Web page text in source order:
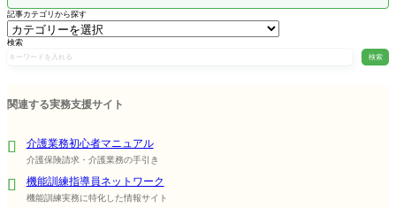
記事カテゴリから探す
検索
検索
関連する実務支援サイト
介護業務初心者マニュアル
介護保険請求・介護業務の手引き
機能訓練指導員ネットワーク
機能訓練実務に特化した情報サイト